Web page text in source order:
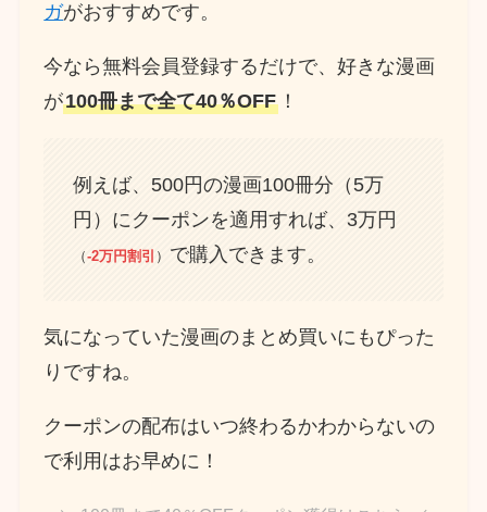
ガがおすすめです。
今なら無料会員登録するだけで、好きな漫画
が100冊まで全て40％OFF ！
例えば、500円の漫画100冊分（5万
円）にクーポンを適用すれば、3万円
（-2万円割引 ） で購入できます。
気になっていた漫画のまとめ買いにもぴった
りですね。
クーポンの配布はいつ終わるかわからないの
で利用はお早めに！